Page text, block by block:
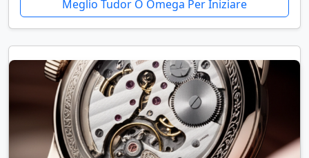
Meglio Tudor O Omega Per Iniziare